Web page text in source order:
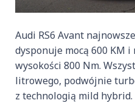
Audi RS6 Avant
dysponuje mocą 600 KM
wysokości 800 Nm.
litrowego, podwójnie
z technologią mild hybrid.